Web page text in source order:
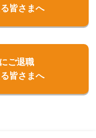
皆さまへ
ご退職
皆さまへ